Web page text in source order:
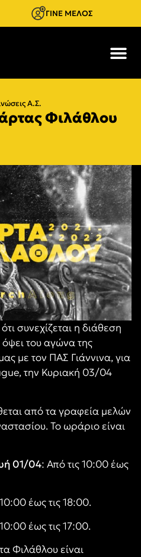
ΓΙΝΕ ΜΕΛΟΣ
Α.Σ.
Φιλάθλου
ότι συνεχίζεται η διάθεση
του αγώνα της
με τον ΠΑΣ Γιάννινα,για
την Κυριακή 03/04
από τα γραφεία μελών
Το ωράριο είναι
01/04: Από τις 10:00 έως
έως τις 18:00.
έως τις 17:00.
Φιλάθλου είναι